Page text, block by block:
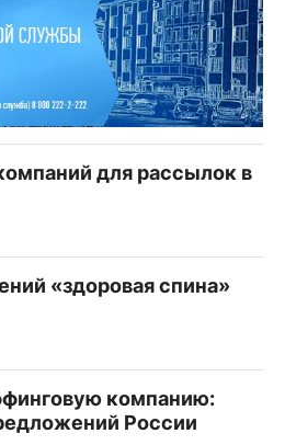
для рассылок в
«здоровая спина»
компанию:
России